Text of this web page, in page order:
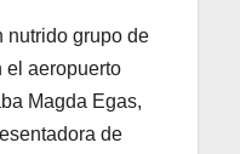
nutrido grupo de
el aeropuerto
Magda Egas,
de